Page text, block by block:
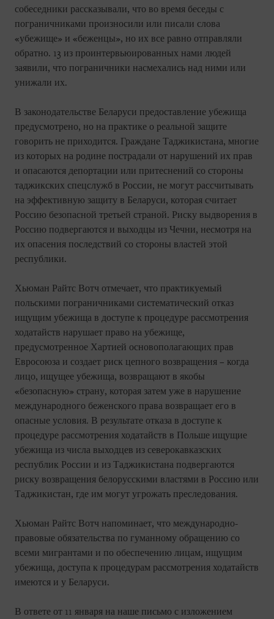
собеседники рассказывали, что во время беседы с
пограничниками произносили или писали слова
«убежище» и «беженцы», но их все равно отправляли
обратно. 13 из проинтервьюированных нами людей
заявили, что пограничники насмехались над ними или
унижали их.
В законодательстве Беларуси предоставление убежища
предусмотрено, но на практике о реальной защите
говорить не приходится. Граждане Таджикистана, многие
из которых на родине пострадали от нарушений их прав
и опасаются депортации или притеснений со стороны
таджикских спецслужб в России, не могут рассчитывать
на эффективную защиту в Беларуси, которая считает
Россию безопасной третьей страной. Риску выдворения в
Россию подвергаются и выходцы из Чечни, несмотря на
их опасения последствий со стороны властей этой
республики.
Хьюман Райтс Вотч отмечает, что практикуемый
польскими пограничниками систематический отказ
ищущим убежища в доступе к процедуре рассмотрения
ходатайств нарушает право на убежище,
предусмотренное Хартией основополагающих прав
Евросоюза и создает риск цепного возвращения – когда
лицо, ищущее убежища, возвращают в якобы
«безопасную» страну, которая затем уже в нарушение
международного беженского права возвращает его в
опасные условия. В результате отказа в доступе к
процедуре рассмотрения ходатайств в Польше ищущие
убежища из числа выходцев из северокавказских
республик России и из Таджикистана подвергаются
риску возвращения белорусскими властями в Россию или
Таджикистан, где им могут угрожать преследования.
Хьюман Райтс Вотч напоминает, что международно-
правовые обязательства по гуманному обращению со
всеми мигрантами и по обеспечению лицам, ищущим
убежища, доступа к процедурам рассмотрения ходатайств
имеются и у Беларуси.
В ответе от 11 января на наше письмо с изложением